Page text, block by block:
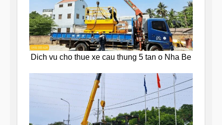
Dich vu cho thue xe cau thung 5 tan o Nha Be